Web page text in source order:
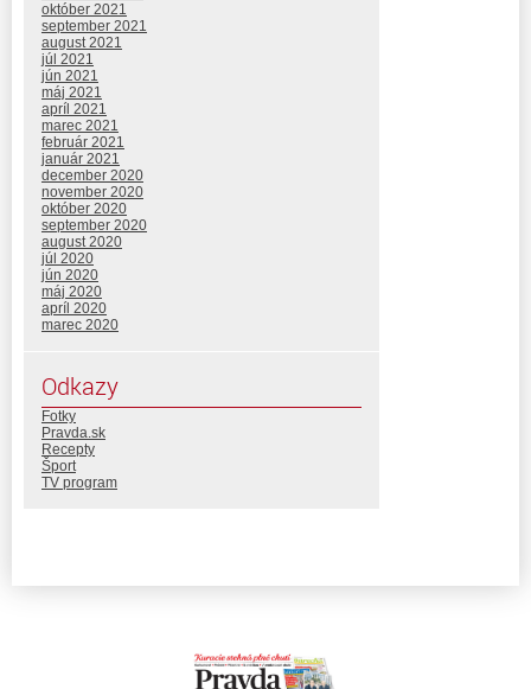
október 2021
september 2021
august 2021
júl 2021
jún 2021
máj 2021
apríl 2021
marec 2021
február 2021
január 2021
december 2020
november 2020
október 2020
september 2020
august 2020
júl 2020
jún 2020
máj 2020
apríl 2020
marec 2020
Odkazy
Fotky
Pravda.sk
Recepty
Šport
TV program